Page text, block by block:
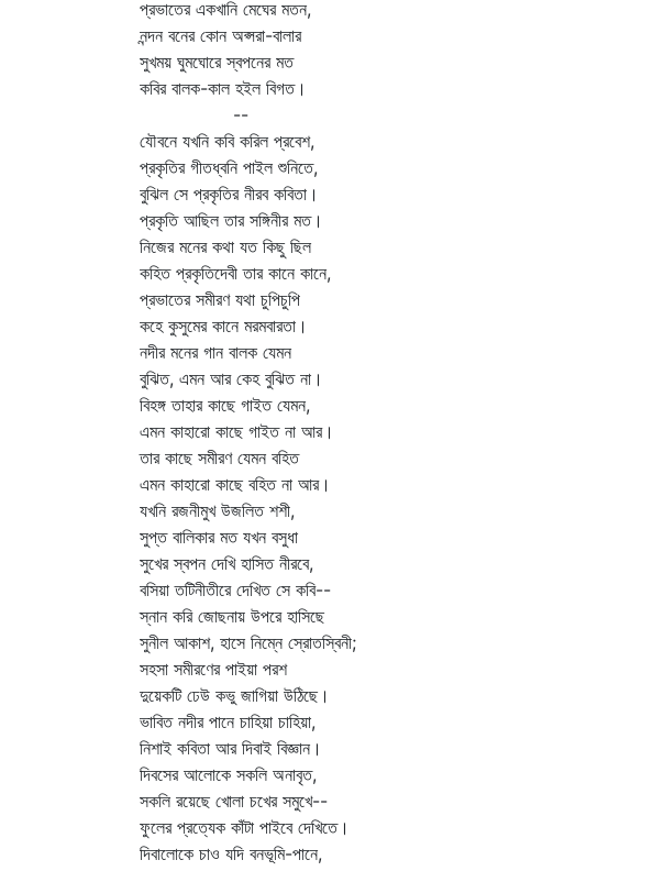
প্রভাতের একখানি মেঘের মতন,
নন্দন বনের কোন অপ্সরা-বালার
সুখময় ঘুমঘোরে স্বপনের মত
কবির বালক-কাল হইল বিগত।
--
যৌবনে যখনি কবি করিল প্রবেশ,
প্রকৃতির গীতধ্বনি পাইল শুনিতে,
বুঝিল সে প্রকৃতির নীরব কবিতা।
প্রকৃতি আছিল তার সঙ্গিনীর মত।
নিজের মনের কথা যত কিছু ছিল
কহিত প্রকৃতিদেবী তার কানে কানে,
প্রভাতের সমীরণ যথা চুপিচুপি
কহে কুসুমের কানে মরমবারতা।
নদীর মনের গান বালক যেমন
বুঝিত, এমন আর কেহ বুঝিত না।
বিহঙ্গ তাহার কাছে গাইত যেমন,
এমন কাহারো কাছে গাইত না আর।
তার কাছে সমীরণ যেমন বহিত
এমন কাহারো কাছে বহিত না আর।
যখনি রজনীমুখ উজলিত শশী,
সুপ্ত বালিকার মত যখন বসুধা
সুখের স্বপন দেখি হাসিত নীরবে,
বসিয়া তটিনীতীরে দেখিত সে কবি--
স্নান করি জোছনায় উপরে হাসিছে
সুনীল আকাশ, হাসে নিম্নে স্রোতস্বিনী;
সহসা সমীরণের পাইয়া পরশ
দুয়েকটি ঢেউ কভু জাগিয়া উঠিছে।
ভাবিত নদীর পানে চাহিয়া চাহিয়া,
নিশাই কবিতা আর দিবাই বিজ্ঞান।
দিবসের আলোকে সকলি অনাবৃত,
সকলি রয়েছে খোলা চখের সমুখে--
ফুলের প্রত্যেক কাঁটা পাইবে দেখিতে।
দিবালোকে চাও যদি বনভূমি-পানে,